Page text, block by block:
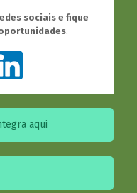
sociais e fique
.
aqui